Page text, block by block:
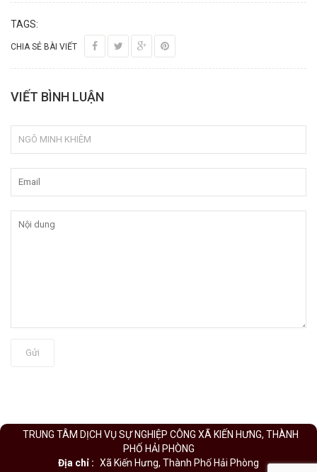
TAGS:
CHIA SẺ BÀI VIẾT
VIẾT BÌNH LUẬN
Gửi
TRUNG TÂM DỊCH VỤ SỰ NGHIỆP CÔNG XÃ KIẾN HƯNG, THÀNH
PHỐ HẢI PHÒNG
Địa chỉ : Xã Kiến Hưng, Thành Phố Hải Phòng